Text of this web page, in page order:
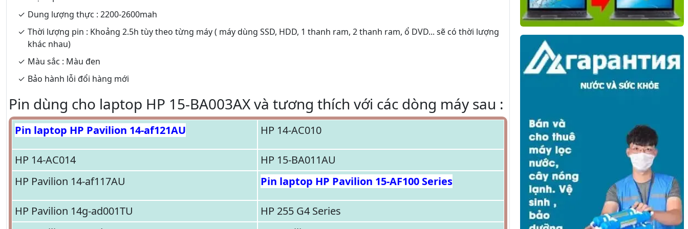
Dung lượng thực : 2200-2600mah
Thời lượng pin : Khoảng 2.5h tùy theo từng máy ( máy dùng SSD, HDD, 1 thanh ram, 2 thanh ram, ổ DVD... sẽ có thời lượng
khác nhau)
Màu sắc : Màu đen
Bảo hành lỗi đổi hàng mới
Pin dùng cho laptop HP 15-BA003AX và tương thích với các dòng máy sau :
Pin laptop HP Pavilion 14-af121AU HP 14-AC010
HP 14-AC014
HP 15-BA011AU
HP Pavilion 14-af117AU
Pin laptop HP Pavilion 15-AF100 Series
HP Pavilion 14g-ad001TU
HP 255 G4 Series